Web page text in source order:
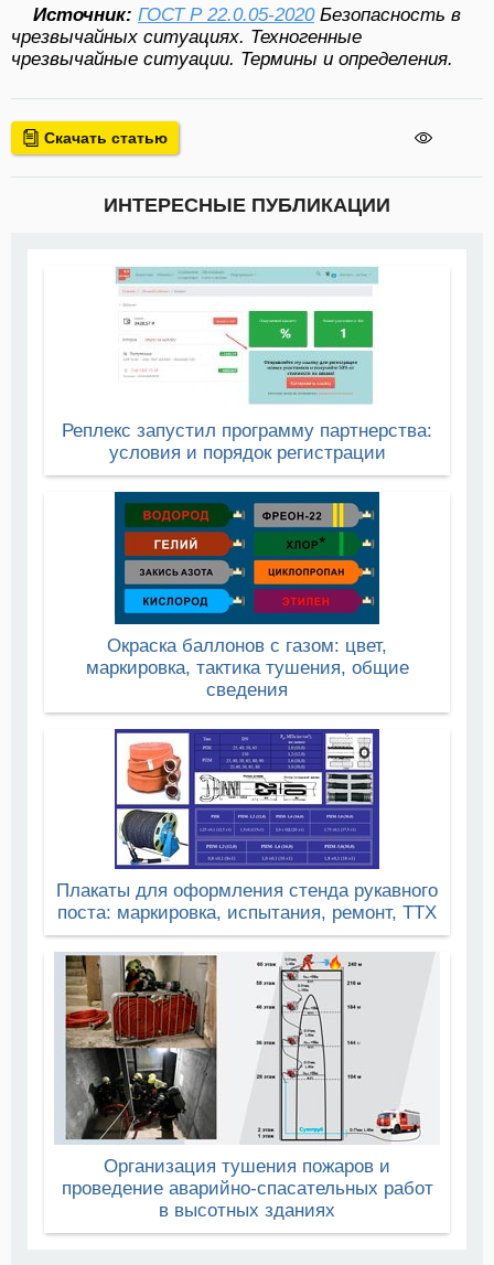
Источник: ГОСТ Р 22.0.05-2020Безопасность в
чрезвычайных ситуациях. Техногенные
чрезвычайные ситуации. Термины и определения.
Скачать статью
ИНТЕРЕСНЫЕ ПУБЛИКАЦИИ
Реплекс запустил программу партнерства:
условия и порядок регистрации
Окраска баллонов с газом: цвет,
маркировка, тактика тушения, общие
сведения
Плакаты для оформления стенда рукавного
поста: маркировка, испытания, ремонт, ТТХ
Организация тушения пожаров и
проведение аварийно-спасательных работ
в высотных зданиях